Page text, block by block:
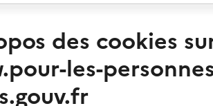
sociale (CCAS) / la Mairie
d’action
/ la Mairie
2025
des cookies
les-